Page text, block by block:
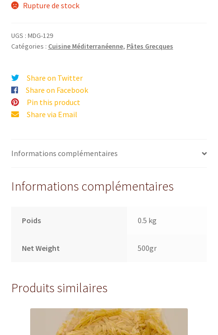
Rupture de stock
UGS : MDG-129
Catégories : Cuisine Méditerranéenne, Pâtes Grecques
Share on Twitter
Share on Facebook
Pin this product
Share via Email
Informations complémentaires
Informations complémentaires
Poids 0.5 kg
Net Weight 500gr
Produits similaires